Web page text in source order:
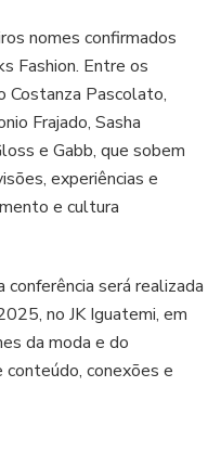
nomes confirmados
Fashion. Entre os
Costanza Pascolato,
Frajado, Sasha
e Gabb, que sobem
experiências e
e cultura
conferência será realizada
no JK Iguatemi, em
da moda e do
conexões e